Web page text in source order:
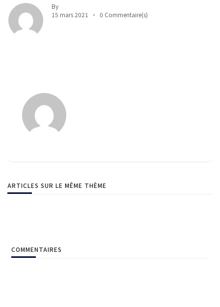
By
15 mars 2021
0 Commentaire(s)
ARTICLES SUR LE MÊME THÈME
COMMENTAIRES